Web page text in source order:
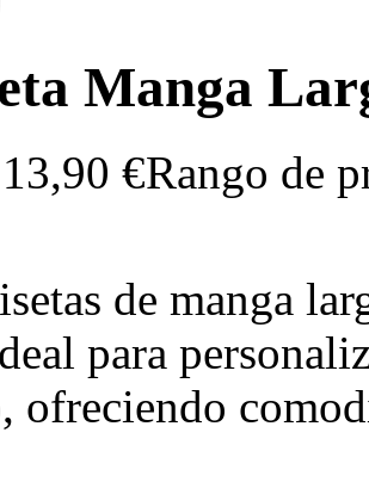
Manga
13,90 €Rango de
de manga
para
ofreciendo